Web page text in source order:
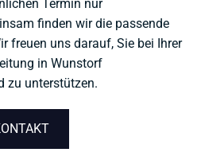
Termin nur
finden wir die passende
freuen uns darauf, Sie bei Ihrer
in Wunstorf
zu unterstützen.